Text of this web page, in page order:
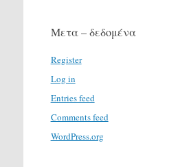
Μετα – δεδομένα
Register
Log in
Entries feed
Comments feed
WordPress.org